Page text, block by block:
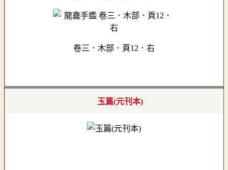
卷三．木部．頁12．右
玉篇(元刊本)